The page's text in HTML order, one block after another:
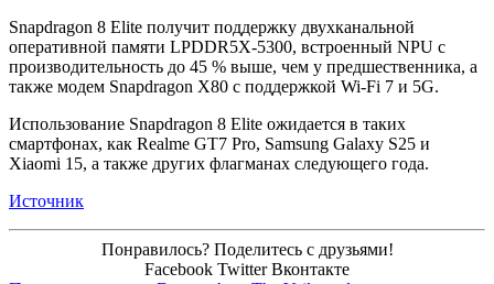
Snapdragon 8 Elite получит поддержку двухканальной
оперативной памяти LPDDR5X-5300, встроенный NPU с
производительность до 45 % выше, чем у предшественника, а
также модем Snapdragon X80 с поддержкой Wi-Fi 7 и 5G.
Использование Snapdragon 8 Elite ожидается в таких
смартфонах, как Realme GT7 Pro, Samsung Galaxy S25 и
Xiaomi 15, а также других флагманах следующего года.
Источник
Понравилось? Поделитесь с друзьями!
Facebook Twitter Вконтакте